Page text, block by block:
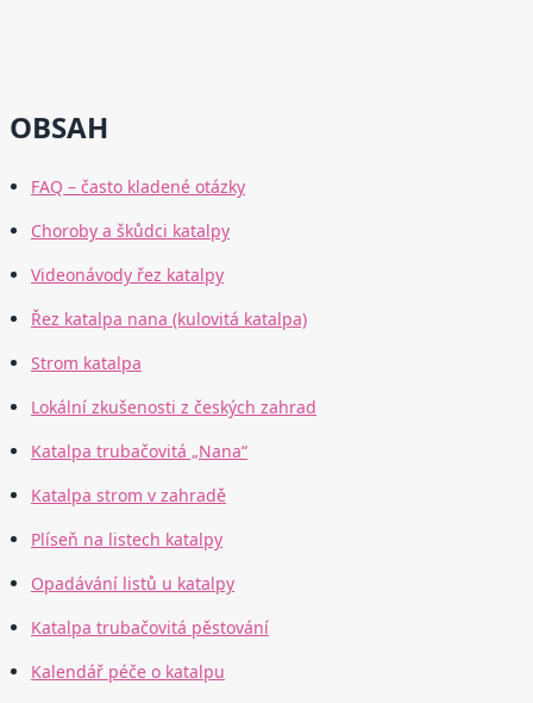
OBSAH
FAQ – často kladené otázky
Choroby a škůdci katalpy
Videonávody řez katalpy
Řez katalpa nana (kulovitá katalpa)
Strom katalpa
Lokální zkušenosti z českých zahrad
Katalpa trubačovitá „Nana“
Katalpa strom v zahradě
Plíseň na listech katalpy
Opadávání listů u katalpy
Katalpa trubačovitá pěstování
Kalendář péče o katalpu